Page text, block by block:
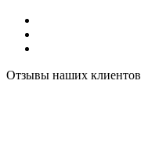
Отзывы наших клиентов